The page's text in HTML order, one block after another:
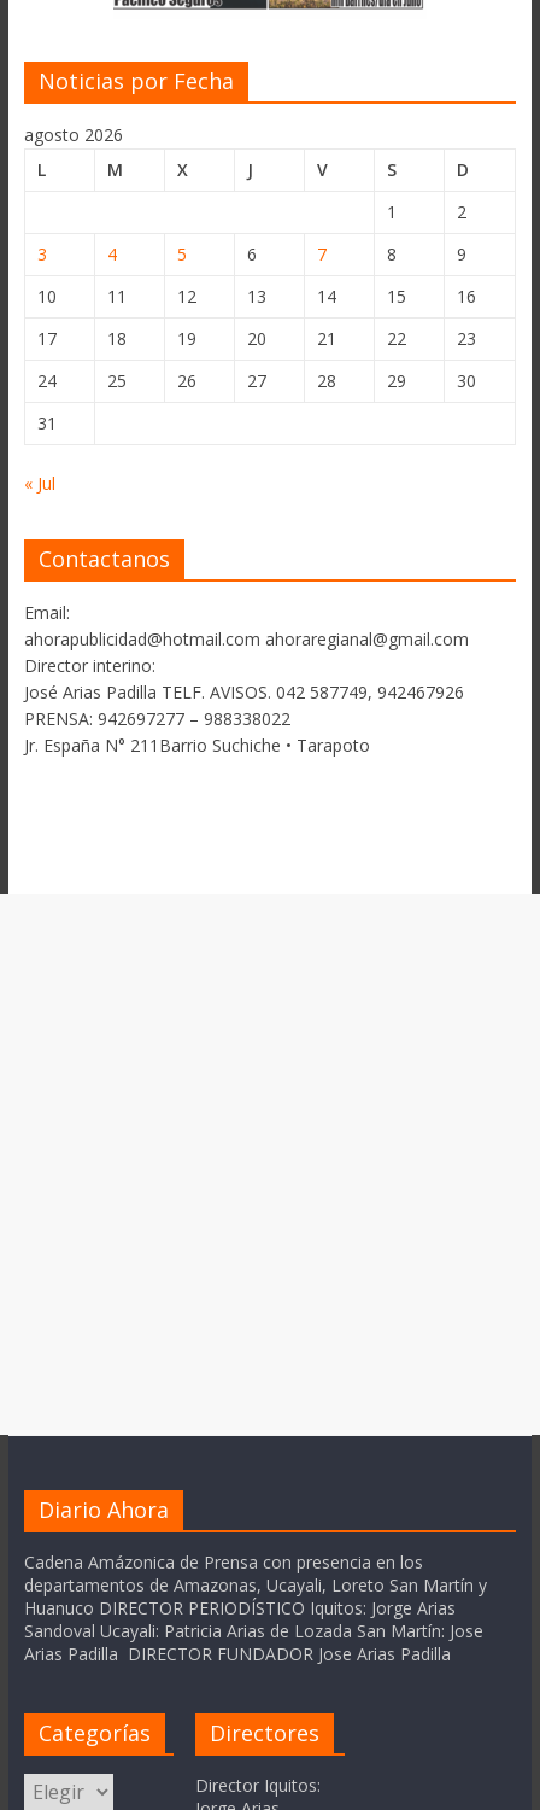
Noticias por Fecha
agosto 2026
L
M X J V S
D
1
2
3
4 5 6 7 8
9
10
11 12 13 14 15
16
17
18 19 20 21 22
23
24
25 26 27 28 29
30
31
« Jul
Contactanos
Email:
ahorapublicidad@hotmail.com ahoraregianal@gmail.com
Director interino:
José Arias Padilla TELF. AVISOS. 042 587749, 942467926
PRENSA: 942697277 – 988338022
Jr. España N° 211Barrio Suchiche • Tarapoto
Diario Ahora
Cadena Amázonica de Prensa con presencia en los
departamentos de Amazonas, Ucayali, Loreto San Martín y
Huanuco DIRECTOR PERIODÍSTICO Iquitos: Jorge Arias
Sandoval Ucayali: Patricia Arias de Lozada San Martín: Jose
Arias Padilla DIRECTOR FUNDADOR Jose Arias Padilla
Categorías
Categorías
Directores
Director Iquitos: